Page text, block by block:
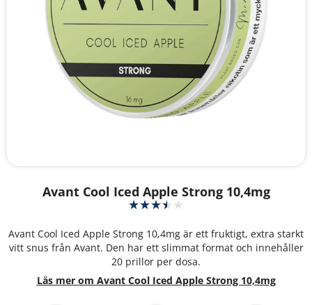
Avant Cool Iced Apple Strong 10,4mg
Avant Cool Iced Apple Strong 10,4mg är ett fruktigt, extra starkt
vitt snus från Avant. Den har ett slimmat format och innehåller
20 prillor per dosa.
Läs mer om Avant Cool Iced Apple Strong 10,4mg